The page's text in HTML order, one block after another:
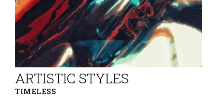
TIMELESS
ARTISTIC STYLES